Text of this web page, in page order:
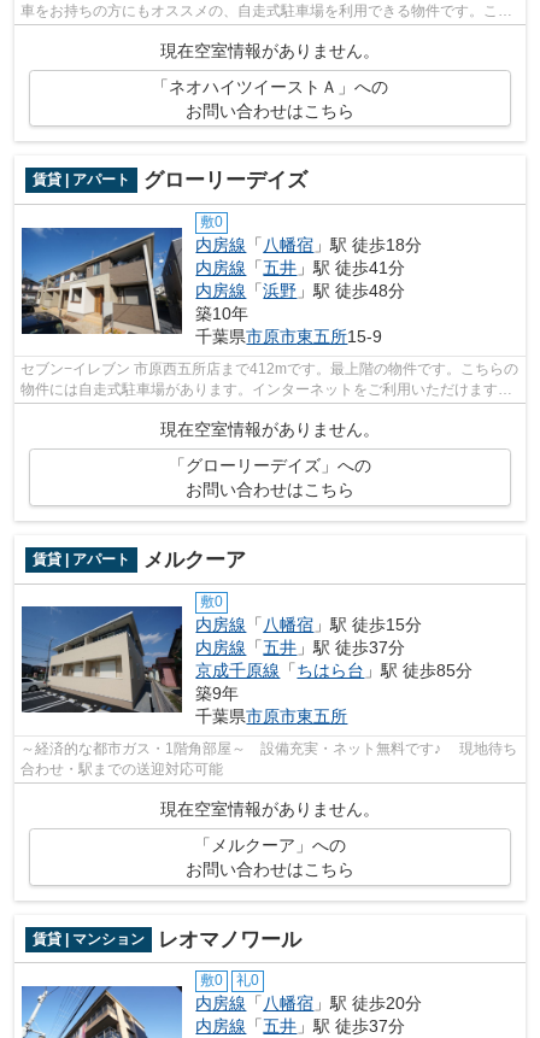
車をお持ちの方にもオススメの、自走式駐車場を利用できる物件です。こち
らの物件はインターネットをご利用いた...
現在空室情報がありません。
「ネオハイツイーストＡ」への
お問い合わせはこちら
賃貸 | アパート グローリーデイズ
敷0
内房線 「八幡宿 」駅 徒歩18分
内房線 「五井 」駅 徒歩41分
内房線 「浜野 」駅 徒歩48分
築10年
千葉県市原市東五所15-9
セブン−イレブン 市原西五所店まで412mです。最上階の物件です。こちらの
物件には自走式駐車場があります。インターネットをご利用いただけます。
現在空室情報がありません。
「グローリーデイズ」への
お問い合わせはこちら
賃貸 | アパート メルクーア
敷0
内房線 「 八幡宿 」駅 徒歩15分
内房線 「五井 」駅 徒歩37分
京成千原線 「ちはら台 」駅 徒歩85分
築9年
千葉県市原市東五所
～経済的な都市ガス・1階角部屋～ 設備充実・ネット無料です♪ 現地待ち
合わせ・駅までの送迎対応可能
現在空室情報がありません。
「メルクーア」への
お問い合わせはこちら
賃貸 | マンション レオマノワール
敷0 礼0
内房線 「八幡宿 」駅 徒歩20分
内房線 「五井 」駅 徒歩37分